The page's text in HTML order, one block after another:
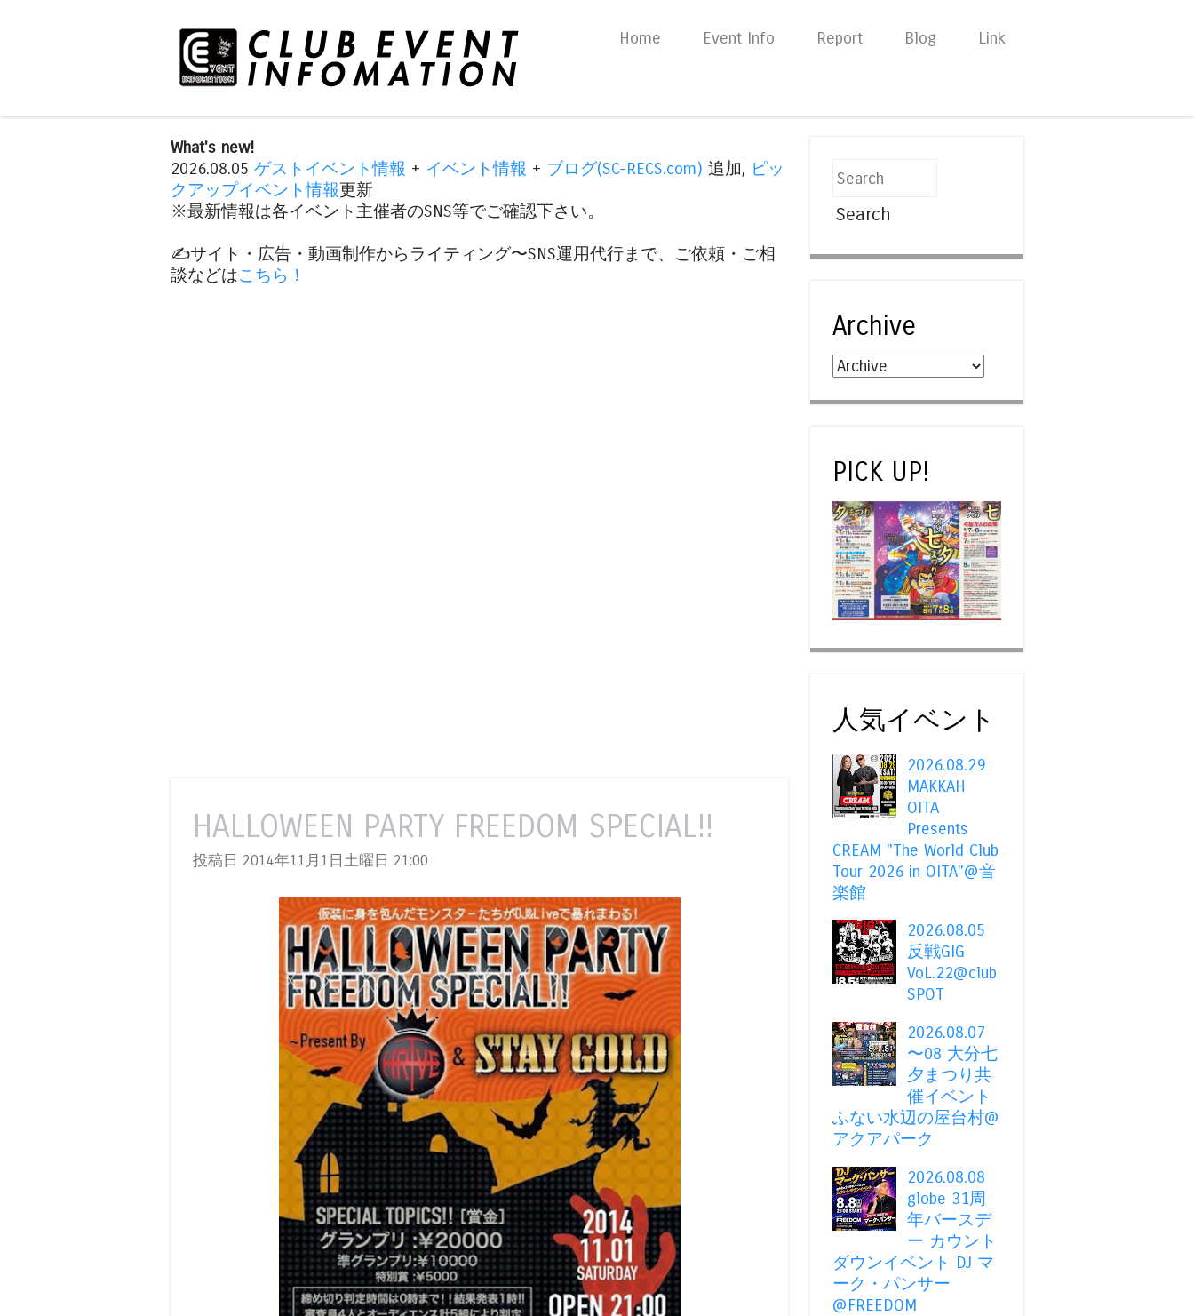
Skip to content
Home Event Info Report Blog Link
What's new!
2026.08.05 ゲストイベント情報 + イベント情報 + ブログ(SC-RECS.com) 追加, ピッ
クアップイベント情報更新
※最新情報は各イベント主催者のSNS等でご確認下さい。
✍️サイト・広告・動画制作からライティング〜SNS運用代行まで、ご依頼・ご相
談などはこちら！
HALLOWEEN PARTY FREEDOM SPECIAL!!
投稿日 2014年11月1日土曜日 21:00
Search
Archive
PICK UP!
人気イベント
2026.08.29
MAKKAH
OITA
Presents
CREAM "The World Club
Tour 2026 in OITA"@音
楽館
2026.08.05
反戦GIG
VoL.22@club
SPOT
2026.08.07
〜08 大分七
夕まつり共
催イベント
ふない水辺の屋台村@
アクアパーク
2026.08.08
globe 31周
年バースデ
ー カウント
ダウンイベント DJ マ
ーク・パンサー
@FREEDOM